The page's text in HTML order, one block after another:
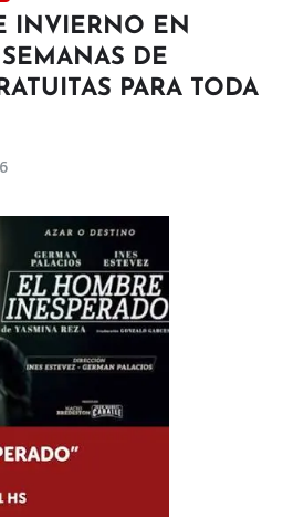
INVIERNO EN
DE
PARA TODA